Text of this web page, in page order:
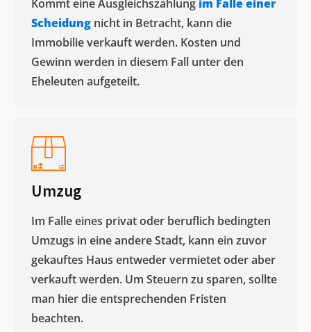
Kommt eine Ausgleichszahlung im Falle einer
Scheidung nicht in Betracht, kann die
Immobilie verkauft werden. Kosten und
Gewinn werden in diesem Fall unter den
Eheleuten aufgeteilt.​
Umzug
Im Falle eines privat oder beruflich bedingten
Umzugs in eine andere Stadt, kann ein zuvor
gekauftes Haus entweder vermietet oder aber
verkauft werden. Um Steuern zu sparen, sollte
man hier die entsprechenden Fristen
beachten.